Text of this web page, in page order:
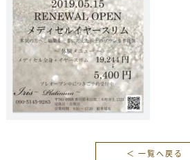
＜ 一覧へ戻る